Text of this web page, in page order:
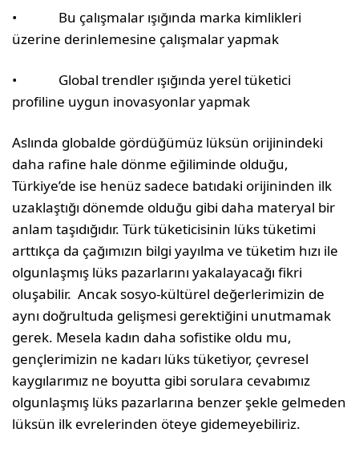
• Bu çalışmalar ışığında marka kimlikleri
üzerine derinlemesine çalışmalar yapmak
• Global trendler ışığında yerel tüketici
profiline uygun inovasyonlar yapmak
Aslında globalde gördüğümüz lüksün orijinindeki
daha rafine hale dönme eğiliminde olduğu,
Türkiye’de ise henüz sadece batıdaki orijininden ilk
uzaklaştığı dönemde olduğu gibi daha materyal bir
anlam taşıdığıdır. Türk tüketicisinin lüks tüketimi
arttıkça da çağımızın bilgi yayılma ve tüketim hızı ile
olgunlaşmış lüks pazarlarını yakalayacağı fikri
oluşabilir. Ancak sosyo-kültürel değerlerimizin de
aynı doğrultuda gelişmesi gerektiğini unutmamak
gerek. Mesela kadın daha sofistike oldu mu,
gençlerimizin ne kadarı lüks tüketiyor, çevresel
kaygılarımız ne boyutta gibi sorulara cevabımız
olgunlaşmış lüks pazarlarına benzer şekle gelmeden
lüksün ilk evrelerinden öteye gidemeyebiliriz.